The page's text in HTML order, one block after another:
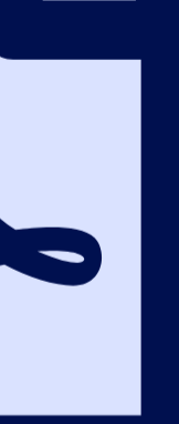
всего на
типичных
ЭДО для
с 2026
есть только